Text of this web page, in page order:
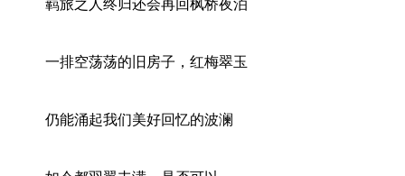
一排空荡荡的旧房子，红梅翠玉
仍能涌起我们美好回忆的波澜